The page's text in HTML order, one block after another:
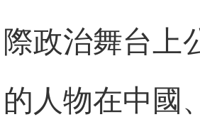
際政治舞台上
的人物在中國